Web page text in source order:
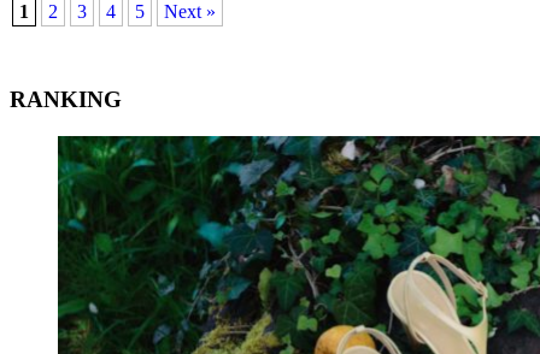
1
2 3 4 5 Next »
RANKING